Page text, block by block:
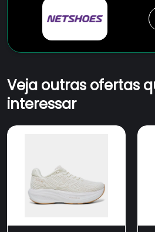
Veja outras ofertas
interessar